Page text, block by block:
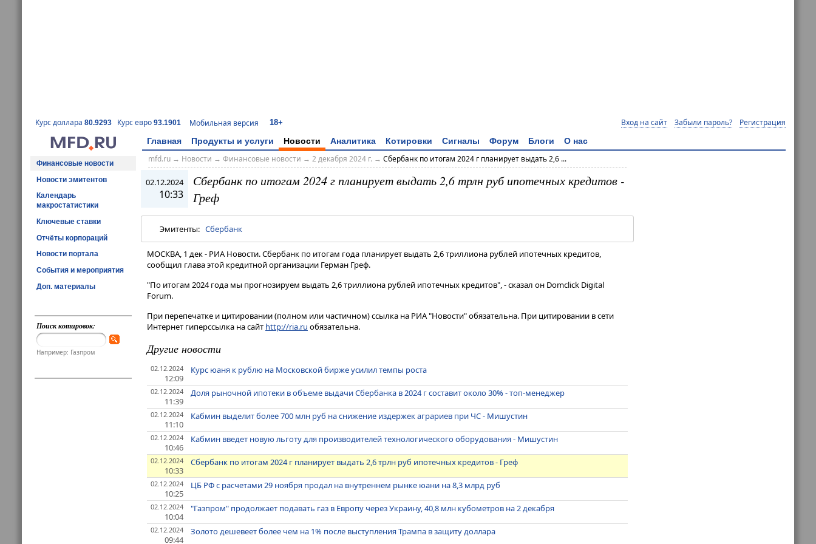
Курс доллара 80.9293 Курс евро 93.1901 Мобильная версия 18+ Вход на сайт Забыли пароль? Регистрация
Главная Продукты и услуги Новости Аналитика Котировки Сигналы Форум Блоги О нас
Финансовые новости
Новости эмитентов
Календарь
макростатистики
Ключевые ставки
Отчёты корпораций
Новости портала
События и мероприятия
Доп. материалы
Поиск котировок:
Например: Газпром
mfd.ru→ Новости → Финансовые новости → 2 декабря 2024 г. → Сбербанк по итогам 2024 г планирует выдать 2,6 ...
02.12.2024
10:33
Сбербанк по итогам 2024 г планирует выдать 2,6 трлн руб ипотечных кредитов -
Греф
Эмитенты: Сбербанк
МОСКВА, 1 дек - РИА Новости. Сбербанк по итогам года планирует выдать 2,6 триллиона рублей ипотечных кредитов,
сообщил глава этой кредитной организации Герман Греф.
"По итогам 2024 года мы прогнозируем выдать 2,6 триллиона рублей ипотечных кредитов", - сказал он Domclick Digital
Forum​​​.
При перепечатке и цитировании (полном или частичном) ссылка на РИА "Новости" обязательна. При цитировании в сети
Интернет гиперссылка на сайт http://ria.ru обязательна.
Другие новости
02.12.2024
12:09
Курс юаня к рублю на Московской бирже усилил темпы роста
02.12.2024
11:39
Доля рыночной ипотеки в объеме выдачи Сбербанка в 2024 г составит около 30% - топ-менеджер
02.12.2024
11:10
Кабмин выделит более 700 млн руб на снижение издержек аграриев при ЧС - Мишустин
02.12.2024
10:46
Кабмин введет новую льготу для производителей технологического оборудования - Мишустин
02.12.2024
10:33
Сбербанк по итогам 2024 г планирует выдать 2,6 трлн руб ипотечных кредитов - Греф
02.12.2024
10:25
ЦБ РФ с расчетами 29 ноября продал на внутреннем рынке юани на 8,3 млрд руб
02.12.2024
10:04
"Газпром" продолжает подавать газ в Европу через Украину, 40,8 млн кубометров на 2 декабря
02.12.2024
09:44
Золото дешевеет более чем на 1% после выступления Трампа в защиту доллара